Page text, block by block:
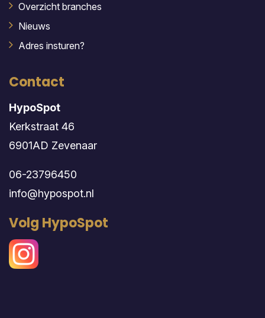
Overzicht branches
Nieuws
Adres insturen?
Contact
HypoSpot
Kerkstraat 46
6901AD Zevenaar
06-23796450
info@hypospot.nl
Volg HypoSpot